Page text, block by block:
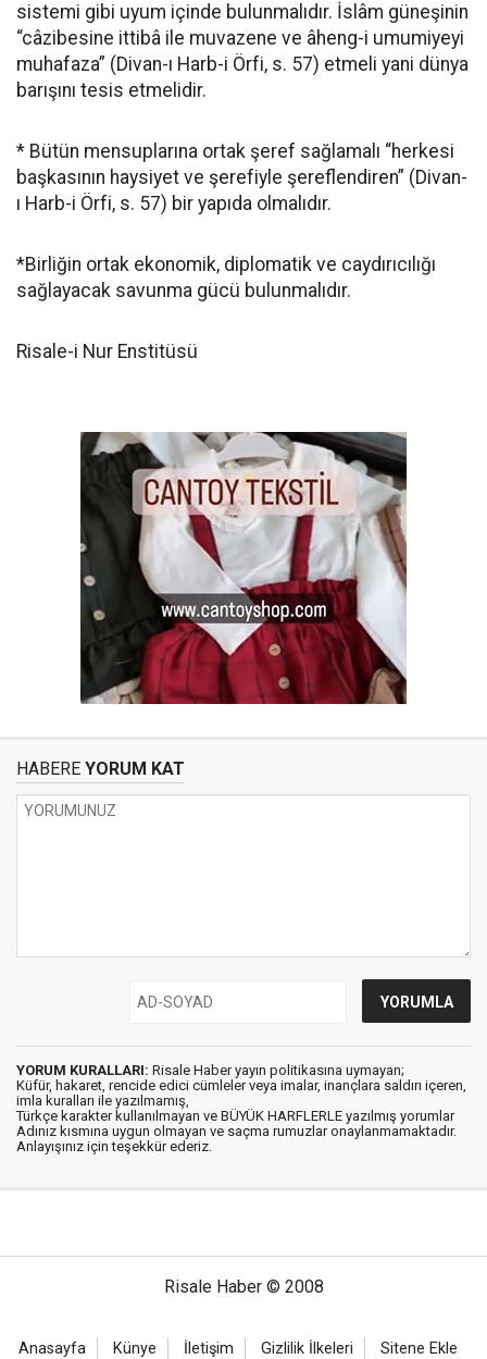
sistemi gibi uyum içinde bulunmalıdır. İslâm güneşinin
“câzibesine ittibâ ile muvazene ve âheng-i umumiyeyi
muhafaza” (Divan-ı Harb-i Örfi, s. 57) etmeli yani dünya
barışını tesis etmelidir.
* Bütün mensuplarına ortak şeref sağlamalı “herkesi
başkasının haysiyet ve şerefiyle şereflendiren” (Divan-
ı Harb-i Örfi, s. 57) bir yapıda olmalıdır.
*Birliğin ortak ekonomik, diplomatik ve caydırıcılığı
sağlayacak savunma gücü bulunmalıdır.
Risale-i Nur Enstitüsü
HABERE YORUM KAT
YORUM KURALLARI: Risale Haber yayın politikasına uymayan;
Küfür, hakaret, rencide edici cümleler veya imalar, inançlara saldırı içeren,
imla kuralları ile yazılmamış,
Türkçe karakter kullanılmayan ve BÜYÜK HARFLERLE yazılmış yorumlar
Adınız kısmına uygun olmayan ve saçma rumuzlar onaylanmamaktadır.
Anlayışınız için teşekkür ederiz.
Risale Haber © 2008
Anasayfa Künye İletişim Gizlilik İlkeleri Sitene Ekle